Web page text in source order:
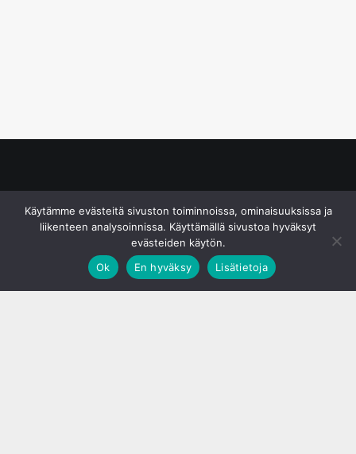
Käytämme evästeitä sivuston toiminnoissa, ominaisuuksissa ja
liikenteen analysoinnissa. Käyttämällä sivustoa hyväksyt
evästeiden käytön.
Ok
En hyväksy Lisätietoja